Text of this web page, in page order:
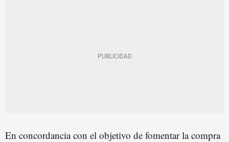
En concordancia con el objetivo de fomentar la compra